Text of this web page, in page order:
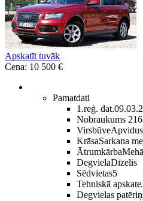
Apskatīt tuvāk
Cena: 10 500 €
Pamatdati
1.reģ. dat.
Nobraukums
VirsbūveApvidus
KrāsaSarkana
Ātrumkārba
DegvielaDīzelis
Sēdvietas5
Tehniskā apskate
Degvielas